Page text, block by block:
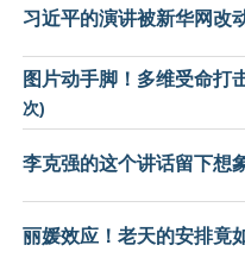
习近平的演讲被新华网改
图片动手脚！多维受命打
次)
李克强的这个讲话留下想
丽媛效应！老天的安排竟